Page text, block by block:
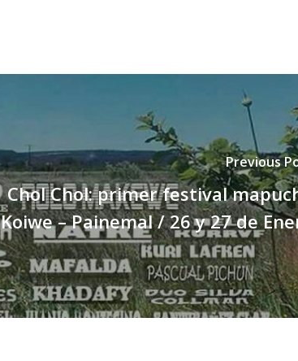
Previous
Chol Chol: primer festival
Koiwe – Painemal / 26 y 27 de